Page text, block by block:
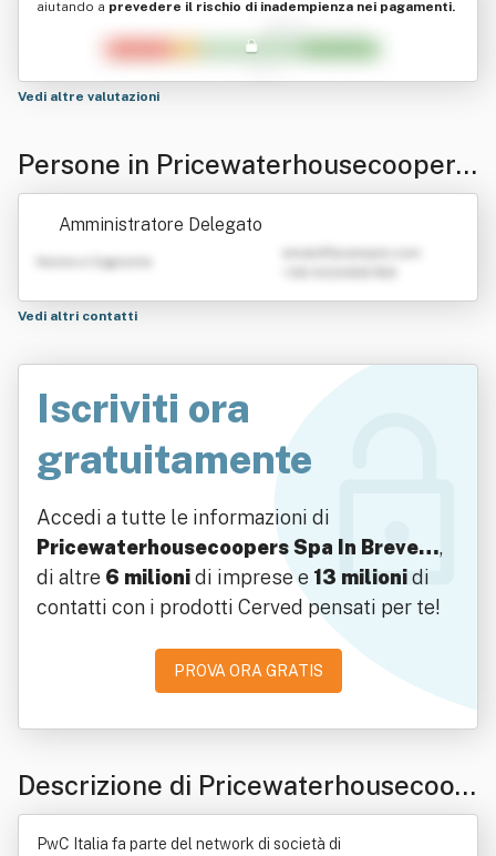
aiutando a prevedere il rischio di inadempienza nei pagamenti.
Vedi altre valutazioni
Persone in Pricewaterhousecoopers
Spa In Breve "Pwc"
Amministratore Delegato
Nome e Cognome
Vedi altri contatti
Iscriviti ora
gratuitamente
Accedi a tutte le informazioni di
Pricewaterhousecoopers Spa In Breve…,
di altre 6 milionidi imprese e 13 milionidi
contatti con i prodotti Cerved pensati per te!
PROVA ORA GRATIS
Descrizione di Pricewaterhousecoop
ers Spa In Breve "Pwc"
PwC Italia fa parte del network di società di